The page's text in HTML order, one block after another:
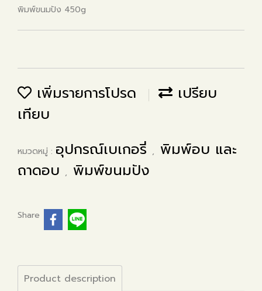
พิมพ์ขนมปัง 450g
เพิ่มรายการโปรด
เปรียบ
เทียบ
หมวดหมู่ : อุปกรณ์เบเกอรี่ , พิมพ์อบ และ
ถาดอบ , พิมพ์ขนมปัง
Share
Product description